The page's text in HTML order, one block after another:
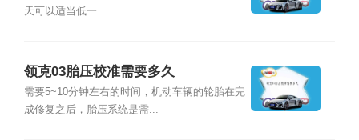
天可以适当低一...
领克03胎压校准需要多久
需要5~10分钟左右的时间，机动车辆的轮胎在完
成修复之后，胎压系统是需...